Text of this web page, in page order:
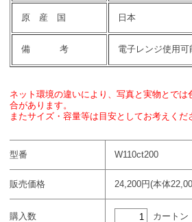
原 産 国 日本
備 考 電子レンジ使用可
ネット環境の違いにより、写真と実物とで
合があります。
またサイズ・容量等は目安としてお考えくだ
型番 W110ct200
販売価格 24,200円(本体
購入数 カートン